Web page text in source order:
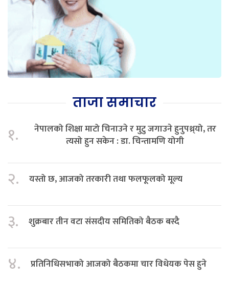
ताजा समाचार
१.
नेपालको शिक्षा माटो चिनाउने र मुटु जगाउने हुनुपथ्र्यो, तर
त्यसो हुन सकेन : डा. चिन्तामणि योगी
२. यस्तो छ, आजको तरकारी तथा फलफूलको मूल्य
३. शुक्रबार तीन वटा संसदीय समितिको बैठक बस्दै
४. प्रतिनिधिसभाको आजको बैठकमा चार विधेयक पेस हुने